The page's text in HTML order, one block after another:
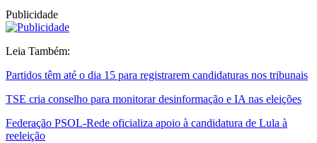
Publicidade
Leia Também:
Partidos têm até o dia 15 para registrarem candidaturas nos tribunais
TSE cria conselho para monitorar desinformação e IA nas eleições
Federação PSOL-Rede oficializa apoio à candidatura de Lula à
reeleição